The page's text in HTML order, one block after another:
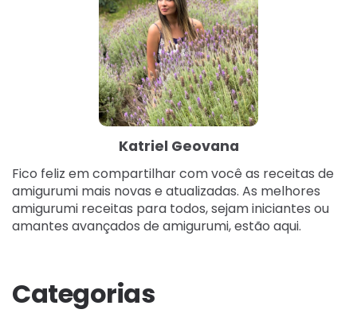
Katriel Geovana
Fico feliz em compartilhar com você as receitas de
amigurumi mais novas e atualizadas. As melhores
amigurumi receitas para todos, sejam iniciantes ou
amantes avançados de amigurumi, estão aqui.
Categorias